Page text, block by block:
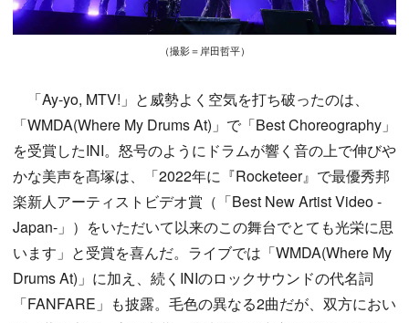
（撮影＝岸田哲平）
「Ay-yo, MTV!」と威勢よく空気を打ち破ったのは、
「WMDA(Where My Drums At)」で「Best Choreography」
を受賞したINI。怒号のようにドラムが響く音の上で伸びや
かな美声を髙塚は、「2022年に『Rocketeer』で最優秀邦
楽新人アーティストビデオ賞（「Best New Artist Video -
Japan-」）をいただいて以来のこの舞台でとても光栄に思
います」と受賞を喜んだ。ライブでは「WMDA(Where My
Drums At)」に加え、続くINIのロックサウンドの代名詞
「FANFARE」も披露。毛色の異なる2曲だが、双方におい